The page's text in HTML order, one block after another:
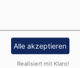
wollen, wenden
Pfarrer.
Alle akzeptieren
Realisiert mit Klaro!